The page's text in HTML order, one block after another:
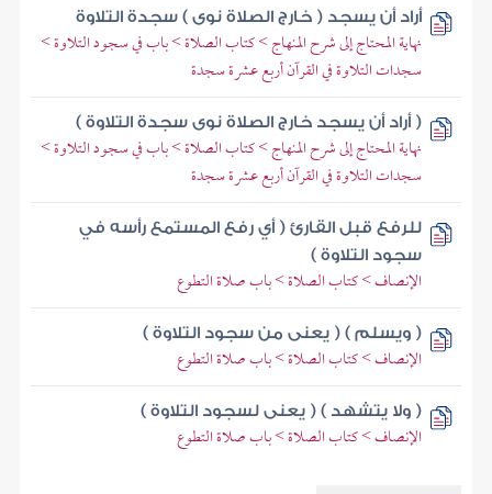
أراد أن يسجد ( خارج الصلاة نوى ) سجدة التلاوة
نهاية المحتاج إلى شرح المنهاج > كتاب الصلاة > باب في سجود التلاوة >
سجدات التلاوة في القرآن أربع عشرة سجدة
( أراد أن يسجد خارج الصلاة نوى سجدة التلاوة )
نهاية المحتاج إلى شرح المنهاج > كتاب الصلاة > باب في سجود التلاوة >
سجدات التلاوة في القرآن أربع عشرة سجدة
للرفع قبل القارئ ( أي رفع المستمع رأسه في
سجود التلاوة )
الإنصاف > كتاب الصلاة > باب صلاة التطوع
( ويسلم ) ( يعنى من سجود التلاوة )
الإنصاف > كتاب الصلاة > باب صلاة التطوع
( ولا يتشهد ) ( يعنى لسجود التلاوة )
الإنصاف > كتاب الصلاة > باب صلاة التطوع